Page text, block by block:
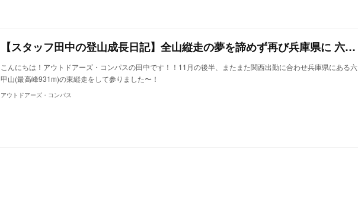
【スタッフ田中の登山成長日記】全山縦走の夢を諦めず再び兵庫県に 六甲山東縦走をして参りました！パート1
こんにちは！アウトドアーズ・コンパスの田中です！！11月の後半、またまた関西出勤に合わせ兵庫県にある六
甲山(最高峰931m)の東縦走をして参りました〜！
アウトドアーズ・コンパス